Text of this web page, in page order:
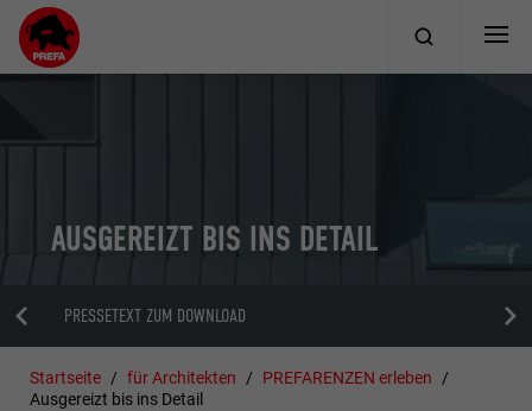
AUSGEREIZT BIS INS DETAIL
PRESSETEXT ZUM DOWNLOAD
Startseite für Architekten
PREFARENZEN erleben
Ausgereizt bis ins Detail